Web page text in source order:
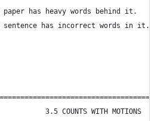
has heavy words behind it.
sentence has incorrect words in it.
3.5 COUNTS WITH